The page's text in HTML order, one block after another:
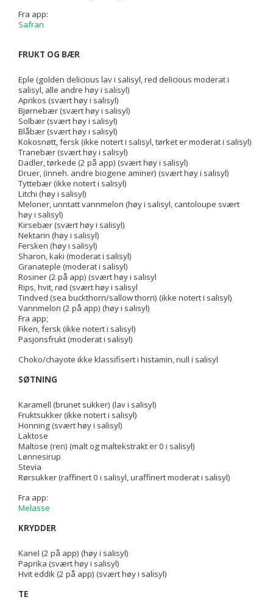
Fra app:
Safran
FRUKT OG BÆR
Eple (golden delicious lav i salisyl, red delicious moderat i
salisyl, alle andre høy i salisyl)
Aprikos (svært høy i salisyl)
Bjørnebær (svært høy i salisyl)
Solbær (svært høy i salisyl)
Blåbær (svært høy i salisyl)
Kokosnøtt, fersk (ikke notert i salisyl, tørket er moderat i salisyl)
Tranebær (svært høy i salisyl)
Dadler, tørkede (2 på app) (svært høy i salisyl)
Druer, (inneh. andre biogene aminer) (svært høy i salisyl)
Tyttebær (ikke notert i salisyl)
Litchi (høy i salisyl)
Meloner, unntatt vannmelon (høy i salisyl, cantoloupe svært
høy i salisyl)
Kirsebær (svært høy i salisyl)
Nektarin (høy i salisyl)
Fersken (høy i salisyl)
Sharon, kaki (moderat i salisyl)
Granateple (moderat i salisyl)
Rosiner (2 på app) (svært høy i salisyl
Rips, hvit, rød (svært høy i salisyl
Tindved (sea buckthorn/sallow thorn) (ikke notert i salisyl)
Vannmelon (2 på app) (høy i salisyl)
Fra app;
Fiken, fersk (ikke notert i salisyl)
Pasjonsfrukt (moderat i salisyl)
Choko/chayote ikke klassifisert i histamin, null i salisyl
SØTNING
Karamell (brunet sukker) (lav i salisyl)
Fruktsukker (ikke notert i salisyl)
Honning (svært høy i salisyl)
Laktose
Maltose (ren) (malt og maltekstrakt er 0 i salisyl)
Lønnesirup
Stevia
Rørsukker (raffinert 0 i salisyl, uraffinert moderat i salisyl)
Fra app:
Melasse
KRYDDER
Kanel (2 på app) (høy i salisyl)
Paprika (svært høy i salisyl)
Hvit eddik (2 på app) (svært høy i salisyl)
TE